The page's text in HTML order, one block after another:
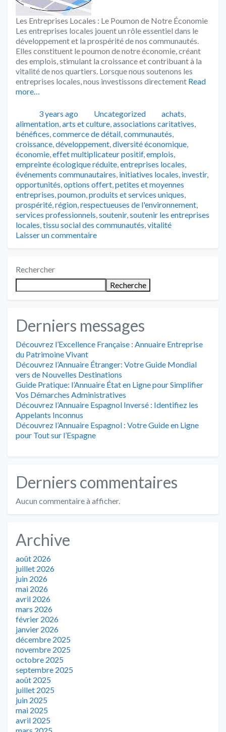
Les Entreprises Locales : Le Poumon de Notre Économie
Les entreprises locales jouent un rôle essentiel dans le
développement et la prospérité de nos communautés.
Elles constituent le poumon de notre économie, créant
des emplois, stimulant la croissance et contribuant à la
vitalité de nos quartiers. Lorsque nous soutenons les
entreprises locales, nous investissons directement Read
more…
Publié3 years ago Catégories
Uncategorized Tags
achats,
alimentation,arts et culture,associations caritatives,
bénéfices,commerce de détail,communautés,
croissance,développement,diversité économique,
économie,effet multiplicateur positif,emplois,
empreinte écologique réduite,entreprises locales,
événements communautaires, initiatives locales, investir,
opportunités,options offert,petites et moyennes
entreprises,poumon,produits et services uniques,
prospérité,région,respectueuses de l'environnement,
services professionnels,soutenir,soutenir les entreprises
locales,tissu social des communautés,vitalité
Laisser un commentaire
Rechercher
Recherche
Derniers messages
Découvrez l’Excellence Française : Annuaire Entreprise
du Patrimoine Vivant
Découvrez l’Annuaire Étranger: Votre Guide Mondial
vers de Nouvelles Destinations
Guide Pratique: l’Annuaire État en Ligne pour Simplifier
Vos Démarches Administratives
Découvrez l’Annuaire Espagnol Inversé : Identifiez les
Appelants Inconnus
Découvrez l’Annuaire Espagnol : Votre Guide en Ligne
pour Tout sur l’Espagne
Derniers commentaires
Aucun commentaire à afficher.
Archive
août 2026
juillet 2026
juin 2026
mai 2026
avril 2026
mars 2026
février 2026
janvier 2026
décembre 2025
novembre 2025
octobre 2025
septembre 2025
août 2025
juillet 2025
juin 2025
mai 2025
avril 2025